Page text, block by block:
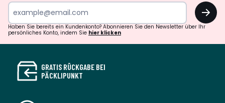
OK
Haben Sie bereits ein Kundenkonto? Abonnieren Sie den Newsletter über Ihr
persönliches Konto, indem Sie hier klicken
GRATIS RÜCKGABE BEI
PÄCKLIPUNKT